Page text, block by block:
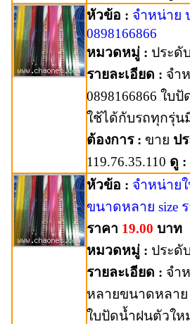
หัวข้อ : จำหน่าย
0898166866
หมวดหมู่ : ประดั
รายละเอียด : จำ
0898166866 ใบ
ใช้ได้กับรถทุกรุ่
ต้องการ : ขาย ป
119.76.35.110 ดู :
หัวข้อ : จำหน่าย
ขนาดหลาย size
ราคา 19.00 บาท
หมวดหมู่ : ประดั
รายละเอียด : จำ
หลายขนาดหลาย
ใบปัดน้ำฝนตัวให